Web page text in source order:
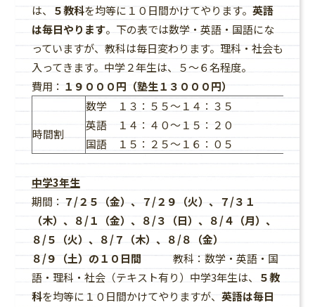
は、
５教科を均等に１０日間かけてやります。 英語
は毎日やります。下の表では数学・英語・国語にな
っていますが、教科は毎日変わります。理科・社会も
入ってきます。中学２年生は、５～６名程度。
費用： １９０００円（塾生１３０００円）
時間割
数学 １３：５５～１４：３５
英語 １４：４０～１５：２０
国語 １５：２５～１６：０５
中学3年生
期間： ７/２５（金）、７/２９（火）、７/３１
（木）、８/１（金）、８/３（日）、８/４（月）、
８/５（火）、８/７（木）、８/８（金）
８/９（土）の１０日間 教科：数学・英語・国
語・理科・社会（テキスト有り）中学3年生は、
５教
科を均等に１０日間かけてやりますが、 英語は毎日